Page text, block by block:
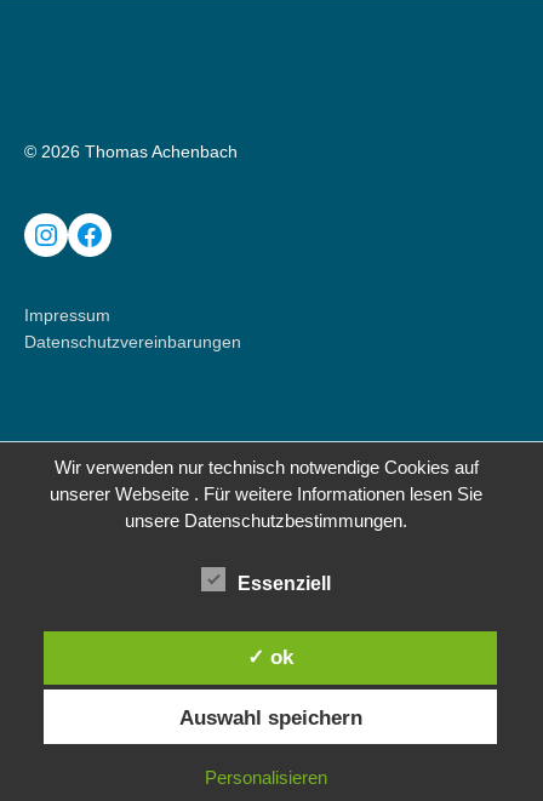
© 2026 Thomas Achenbach
Instagram
Facebook
Impressum
Datenschutzvereinbarungen
Wir verwenden nur technisch notwendige Cookies auf
unserer Webseite . Für weitere Informationen lesen Sie
unsere Datenschutzbestimmungen.
Essenziell
✓ ok
Auswahl speichern
Personalisieren